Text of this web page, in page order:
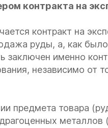
контракта на
контракт на
руды, а, как
именно
независимо от
предмета товара
металлов